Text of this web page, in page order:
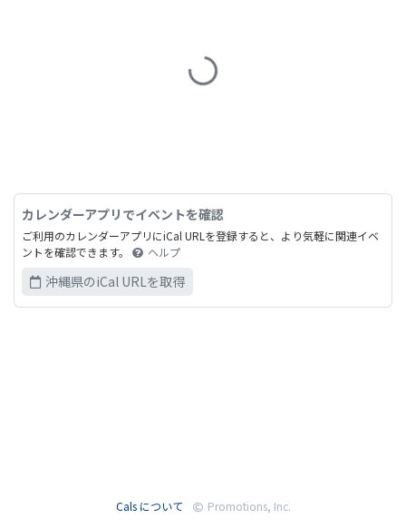
Loading...
カレンダーアプリでイベントを確認
ご利用のカレンダーアプリにiCal URLを登録すると、より気軽に関連イベ
ントを確認できます。
ヘルプ
沖縄県のiCal URLを取得
Cals について Promotions, Inc.